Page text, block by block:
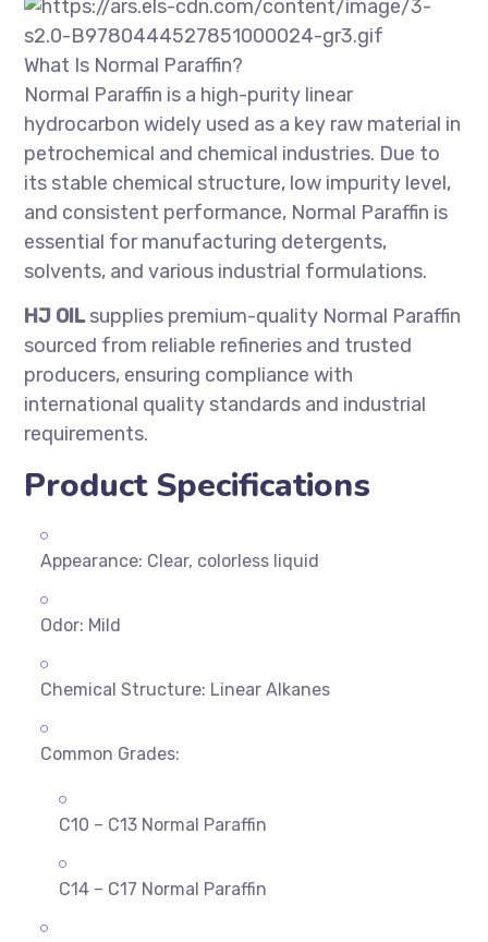
What Is Normal Paraffin?
Normal Paraffin is a high-purity linear
hydrocarbon widely used as a key raw material in
petrochemical and chemical industries. Due to
its stable chemical structure, low impurity level,
and consistent performance, Normal Paraffin is
essential for manufacturing detergents,
solvents, and various industrial formulations.
HJ OILsupplies premium-quality Normal Paraffin
sourced from reliable refineries and trusted
producers, ensuring compliance with
international quality standards and industrial
requirements.
Product Specifications
Appearance: Clear, colorless liquid
Odor: Mild
Chemical Structure: Linear Alkanes
Common Grades:
C10 – C13 Normal Paraffin
C14 – C17 Normal Paraffin